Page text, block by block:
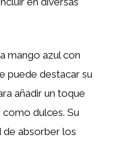
mango azul con
puede destacar su
añadir un toque
dulces. Su
de absorber los